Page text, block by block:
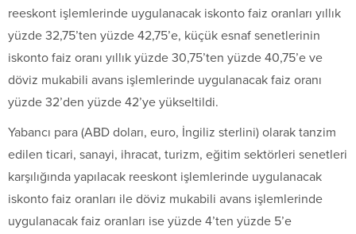
reeskont işlemlerinde uygulanacak iskonto faiz oranları yıllık
yüzde 32,75’ten yüzde 42,75’e, küçük esnaf senetlerinin
iskonto faiz oranı yıllık yüzde 30,75’ten yüzde 40,75’e ve
döviz mukabili avans işlemlerinde uygulanacak faiz oranı
yüzde 32’den yüzde 42’ye yükseltildi.
Yabancı para (ABD doları, euro, İngiliz sterlini) olarak tanzim
edilen ticari, sanayi, ihracat, turizm, eğitim sektörleri senetleri
karşılığında yapılacak reeskont işlemlerinde uygulanacak
iskonto faiz oranları ile döviz mukabili avans işlemlerinde
uygulanacak faiz oranları ise yüzde 4’ten yüzde 5’e